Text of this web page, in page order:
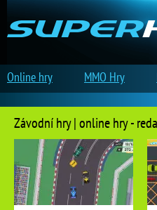
Závodní hry | online hry -
Online hry MMO Hry